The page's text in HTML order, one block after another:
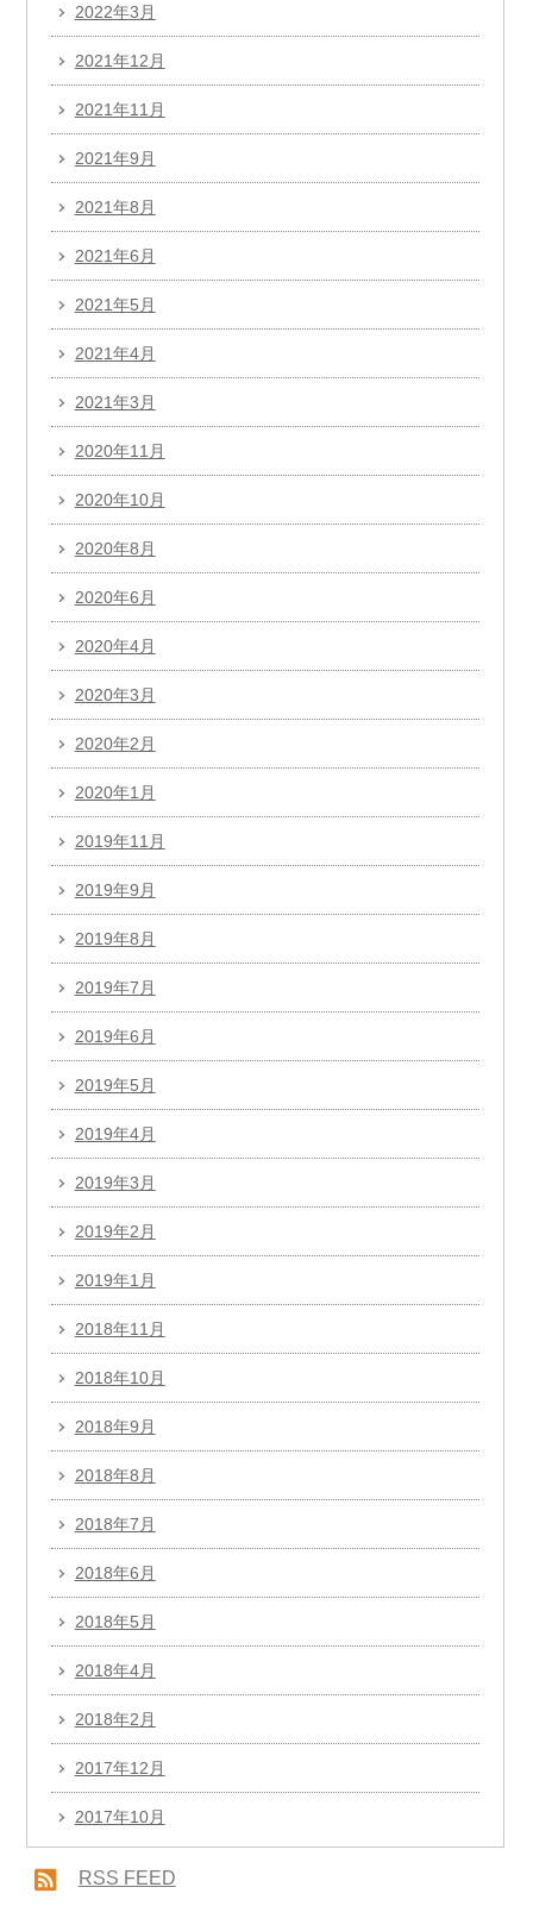
2022年3月
2021年12月
2021年11月
2021年9月
2021年8月
2021年6月
2021年5月
2021年4月
2021年3月
2020年11月
2020年10月
2020年8月
2020年6月
2020年4月
2020年3月
2020年2月
2020年1月
2019年11月
2019年9月
2019年8月
2019年7月
2019年6月
2019年5月
2019年4月
2019年3月
2019年2月
2019年1月
2018年11月
2018年10月
2018年9月
2018年8月
2018年7月
2018年6月
2018年5月
2018年4月
2018年2月
2017年12月
2017年10月
RSS FEED